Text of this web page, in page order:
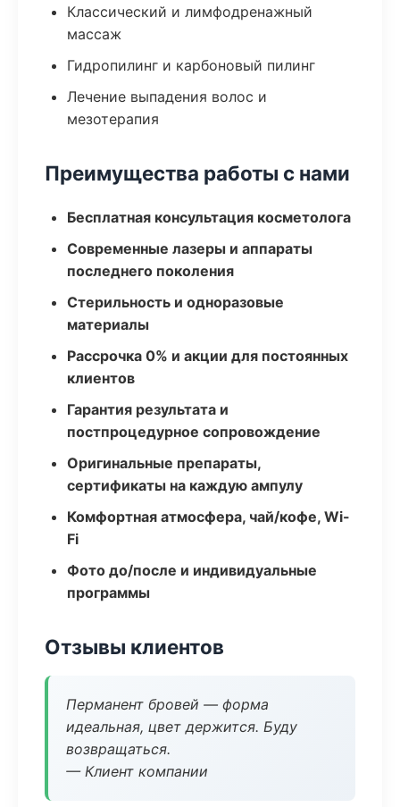
Классический и лимфодренажный
массаж
Гидропилинг и карбоновый пилинг
Лечение выпадения волос и
мезотерапия
Преимущества работы с нами
Бесплатная консультация косметолога
Современные лазеры и аппараты
последнего поколения
Стерильность и одноразовые
материалы
Рассрочка 0% и акции для постоянных
клиентов
Гарантия результата и
постпроцедурное сопровождение
Оригинальные препараты,
сертификаты на каждую ампулу
Комфортная атмосфера, чай/кофе, Wi-
Fi
Фото до/после и индивидуальные
программы
Отзывы клиентов
Перманент бровей — форма
идеальная, цвет держится. Буду
возвращаться.
— Клиент компании